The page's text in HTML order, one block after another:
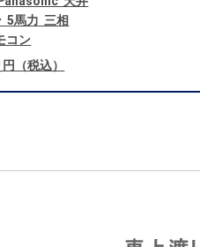
5馬力 三相
コン
円（税込）